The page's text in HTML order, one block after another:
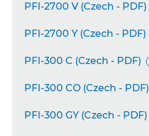
PFI-2700 V (Czech - PDF)
PFI-2700 Y (Czech - PDF)
PFI-300 C (Czech - PDF)
PFI-300 CO (Czech - PDF)
PFI-300 GY (Czech - PDF)